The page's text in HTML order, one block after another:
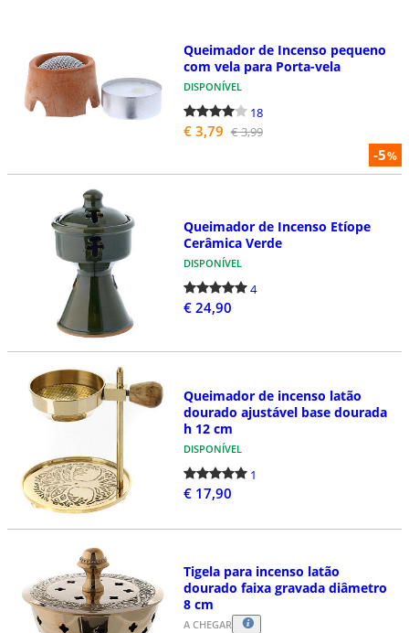
-5%
Queimador de Incenso pequeno
com vela para Porta-vela
DISPONÍVEL
18
€ 3,79 € 3,99
Queimador de Incenso Etíope
Cerâmica Verde
DISPONÍVEL
4
€ 24,90
Queimador de incenso latão
dourado ajustável base dourada
h 12 cm
DISPONÍVEL
1
€ 17,90
Tigela para incenso latão
dourado faixa gravada diâmetro
8 cm
A CHEGAR